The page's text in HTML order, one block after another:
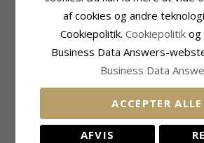
9 Karat Guld
Leveringstid:
MEST SOLGTE I
af cookies og andre
Cookiepolitik. Cookiepolitik og
Business Data Answers-
Business Data
ACCEPTER ALLE
AFVIS